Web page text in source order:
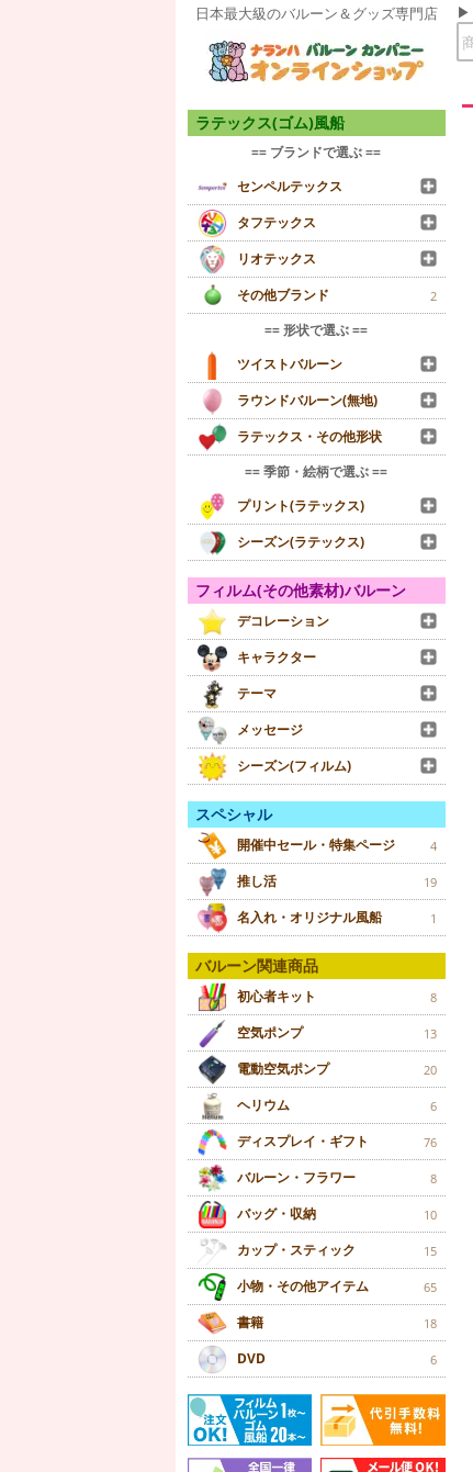
日本最大級のバルーン＆グッズ専門店
ラテックス(ゴム)風船
== ブランドで選ぶ ==
センペルテックス
タフテックス
リオテックス
その他ブランド
2
== 形状で選ぶ ==
ツイストバルーン
ラウンドバルーン(無地)
ラテックス・その他形状
== 季節・絵柄で選ぶ ==
プリント(ラテックス)
シーズン(ラテックス)
フィルム(その他素材)バルーン
デコレーション
キャラクター
テーマ
メッセージ
シーズン(フィルム)
スペシャル
開催中セール・特集ページ 4
推し活 19
名入れ・オリジナル風船 1
バルーン関連商品
初心者キット 8
空気ポンプ 13
電動空気ポンプ 20
ヘリウム 6
ディスプレイ・ギフト 76
バルーン・フラワー 8
バッグ・収納 10
カップ・スティック 15
小物・その他アイテム 65
書籍 18
DVD 6